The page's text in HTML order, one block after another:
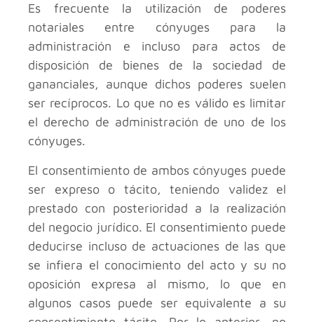
Es frecuente la utilización de poderes
notariales entre cónyuges para la
administración e incluso para actos de
disposición de bienes de la sociedad de
gananciales, aunque dichos poderes suelen
ser recíprocos. Lo que no es válido es limitar
el derecho de administración de uno de los
cónyuges.
El consentimiento de ambos cónyuges puede
ser expreso o tácito, teniendo validez el
prestado con posterioridad a la realización
del negocio jurídico. El consentimiento puede
deducirse incluso de actuaciones de las que
se infiera el conocimiento del acto y su no
oposición expresa al mismo, lo que en
algunos casos puede ser equivalente a su